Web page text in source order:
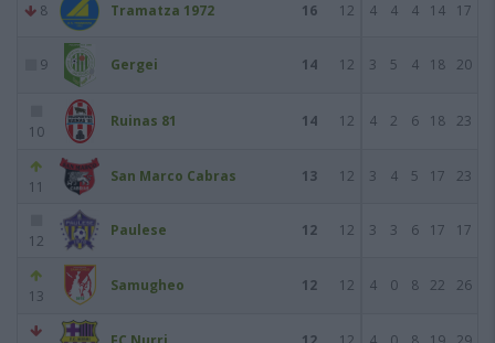
8 Tramatza 1972 16 12 4 4 4 14 17
9 Gergei 14 12 3 5 4 18 20
10
Ruinas 81 14 12 4 2 6 18 23
11
San Marco Cabras 13 12 3 4 5 17 23
12
Paulese 12 12 3 3 6 17 17
13
Samugheo 12 12 4 0 8 22 26